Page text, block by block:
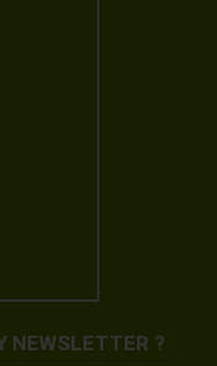
NEWSLETTER ?